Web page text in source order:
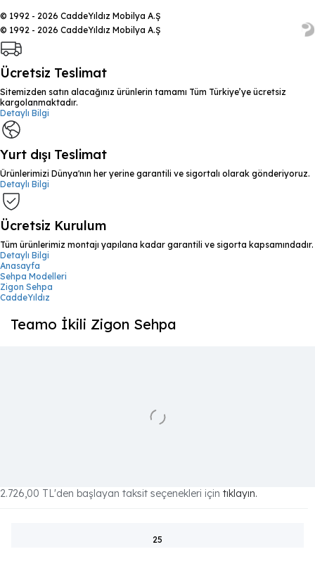
© 1992 - 2026 CaddeYıldız Mobilya A.Ş
© 1992 - 2026 CaddeYıldız Mobilya A.Ş
Ücretsiz Teslimat
Sitemizden satın alacağınız ürünlerin tamamı Tüm Türkiye’ye ücretsiz
kargolanmaktadır.
Detaylı Bilgi
Yurt dışı Teslimat
Ürünlerimizi Dünya'nın her yerine garantili ve sigortalı olarak gönderiyoruz.
Detaylı Bilgi
Ücretsiz Kurulum
Tüm ürünlerimiz montajı yapılana kadar garantili ve sigorta kapsamındadır.
Detaylı Bilgi
Anasayfa
Sehpa Modelleri
Zigon Sehpa
CaddeYıldız
Teamo İkili Zigon Sehpa
2.726,00 TL'den başlayan taksit seçenekleri için tıklayın.
25